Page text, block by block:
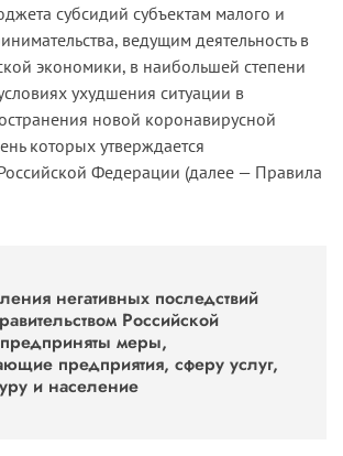
субсидий субъектам малого и
ведущим деятельность в
экономики, в наибольшей степени
ухудшения ситуации в
новой коронавирусной
которых утверждается
Федерации (далее — Правила
негативных последствий
Российской
меры,
предприятия, сферу услуг,
и население